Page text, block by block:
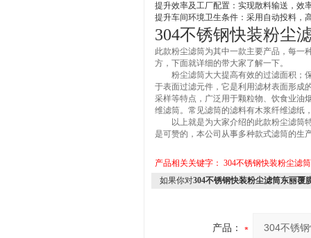
提升效率及工厂配置：实现散料输送，效
提升车间环境卫生条件：采用自动投料，
304不锈钢快装粉尘
此款粉尘滤筒为其中一款主要产品，每一
方，下面就详细的带大家了解一下。
粉尘滤筒大大提高有效的过滤面积；保
于表面过滤元件，它是利用滤材表面形成
采样等特点，广泛用于颗粒物、饮食业油
维滤筒。常见滤筒的滤料有木浆纤维滤纸
以上就是为大家介绍的此款粉尘滤筒特
是可赞的，本公司从事多种款式滤筒的生
产品相关关键字： 304不锈钢快装粉尘滤
如果你对304不锈钢快装粉尘滤筒东丽覆
产品：